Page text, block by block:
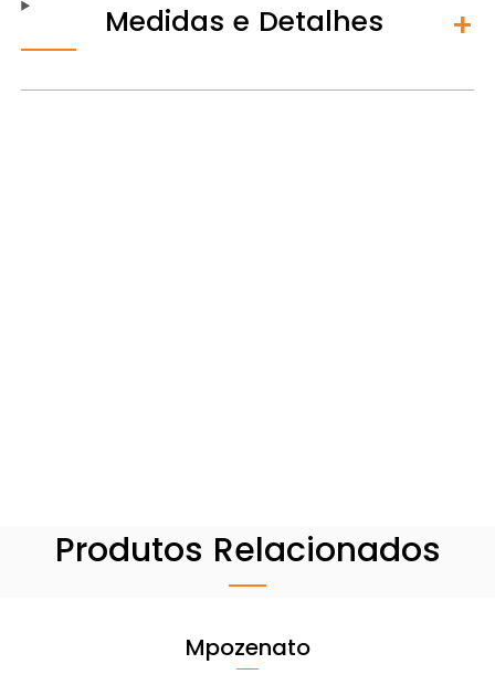
Medidas e Detalhes
Produtos Relacionados
Mpozenato